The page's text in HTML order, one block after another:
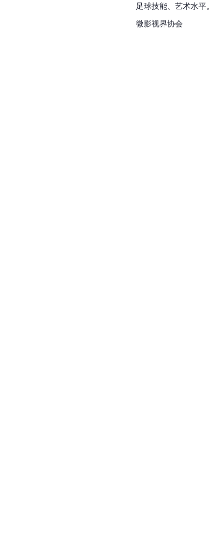
足球技能、艺术水平。
微影视界协会